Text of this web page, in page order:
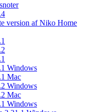
version af Niko Home
Windows
Mac
Windows
Mac
Windows